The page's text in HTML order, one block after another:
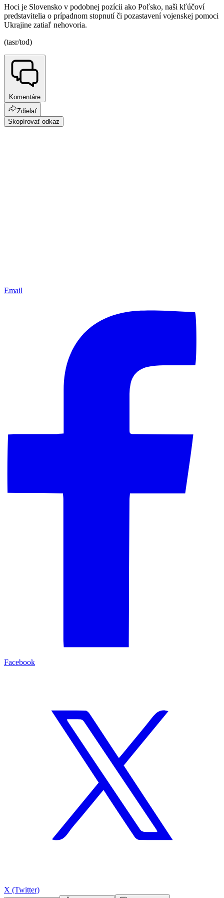
Hoci je Slovensko v podobnej pozícii ako Poľsko, naši kľúčoví
predstavitelia o prípadnom stopnutí či pozastavení vojenskej pomoci
Ukrajine zatiaľ nehovoria.
(tasr/tod)
Komentáre
Zdielať
Skopírovať odkaz
Email
Facebook
X (Twitter)